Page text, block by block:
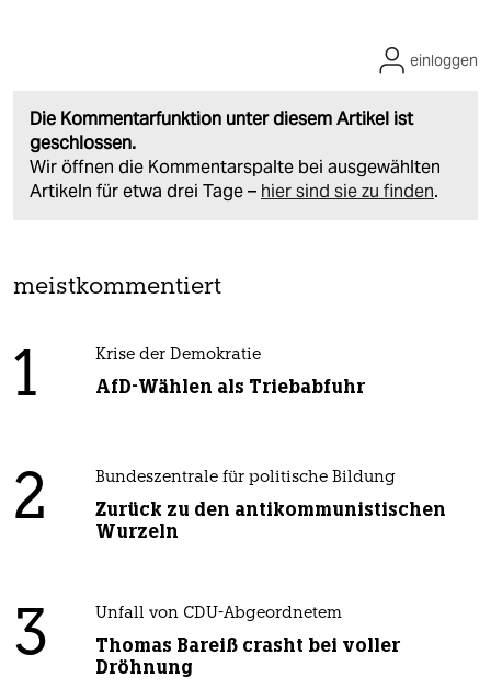
Die Kommentarfunktion unter diesem Artikel ist
geschlossen.
Wir öffnen die Kommentarspalte bei ausgewählten
Artikeln für etwa drei Tage – hier sind sie zu finden.
einloggen
meistkommentiert
1 Krise der Demokratie
AfD-Wählen als Triebabfuhr
2 Bundeszentrale für politische Bildung
Zurück zu den antikommunistischen
Wurzeln
3 Unfall von CDU-Abgeordnetem
Thomas Bareiß crasht bei voller
Dröhnung